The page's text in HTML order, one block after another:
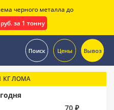
Поиск Цены Вывоз
КГ ЛОМА
70 ₽
черного металла до
за 1 тонну
.